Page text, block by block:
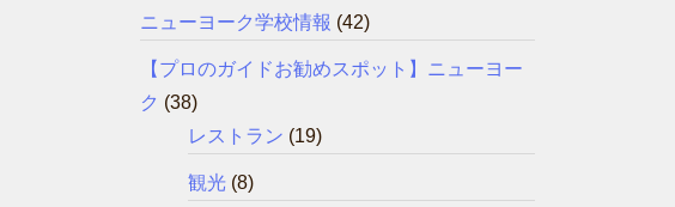
ニューヨーク学校情報 (42)
【プロのガイドお勧めスポット】ニューヨー
ク (38)
レストラン (19)
観光 (8)